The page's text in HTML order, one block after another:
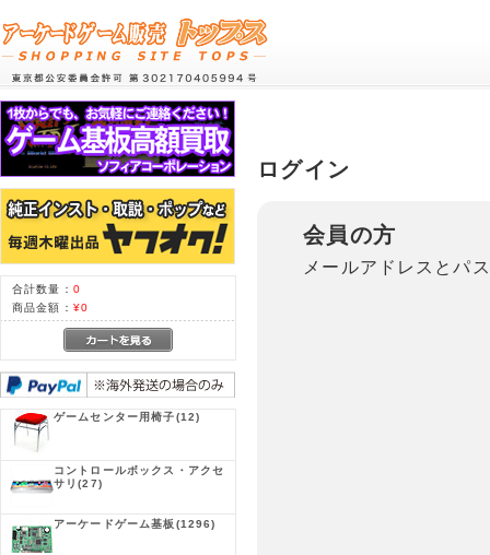
合計数量： 0
商品金額： ¥0
ゲームセンター用椅子(12)
コントロールボックス・アクセ
サリ(27)
アーケードゲーム基板 (1296)
ログイン
会員の方
メールアドレスとパ